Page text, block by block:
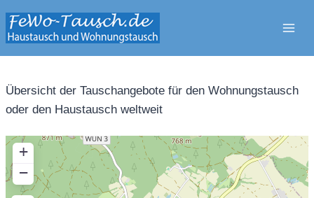
Inhalt
springen
Übersicht der Tauschangebote für den Wohnungstausch
oder den Haustausch weltweit
+
−